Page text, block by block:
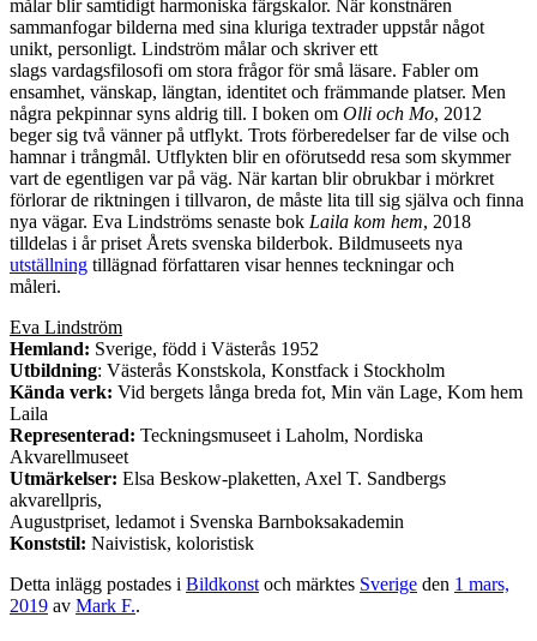
målar blir samtidigt harmoniska färgskalor. När konstnären
sammanfogar bilderna med sina kluriga textrader uppstår något
unikt, personligt. Lindström målar och skriver ett
slags vardagsfilosofi om stora frågor för små läsare. Fabler om
ensamhet, vänskap, längtan, identitet och främmande platser. Men
några pekpinnar syns aldrig till. I boken om Olli och Mo, 2012
beger sig två vänner på utflykt. Trots förberedelser far de vilse och
hamnar i trångmål. Utflykten blir en oförutsedd resa som skymmer
vart de egentligen var på väg. När kartan blir obrukbar i mörkret
förlorar de riktningen i tillvaron, de måste lita till sig själva och finna
nya vägar. Eva Lindströms senaste bok Laila kom hem, 2018
tilldelas i år priset Årets svenska bilderbok. Bildmuseets nya
utställning tillägnad författaren visar hennes teckningar och
måleri.
Eva Lindström
Hemland: Sverige, född i Västerås 1952
Utbildning: Västerås Konstskola, Konstfack i Stockholm
Kända verk: Vid bergets långa breda fot, Min vän Lage, Kom hem
Laila
Representerad: Teckningsmuseet i Laholm, Nordiska
Akvarellmuseet
Utmärkelser: Elsa Beskow-plaketten, Axel T. Sandbergs
akvarellpris,
Augustpriset, ledamot i Svenska Barnboksakademin
Konststil: Naivistisk, koloristisk
Detta inlägg postades i Bildkonst och märktes Sverige den 1 mars,
2019 av Mark F..